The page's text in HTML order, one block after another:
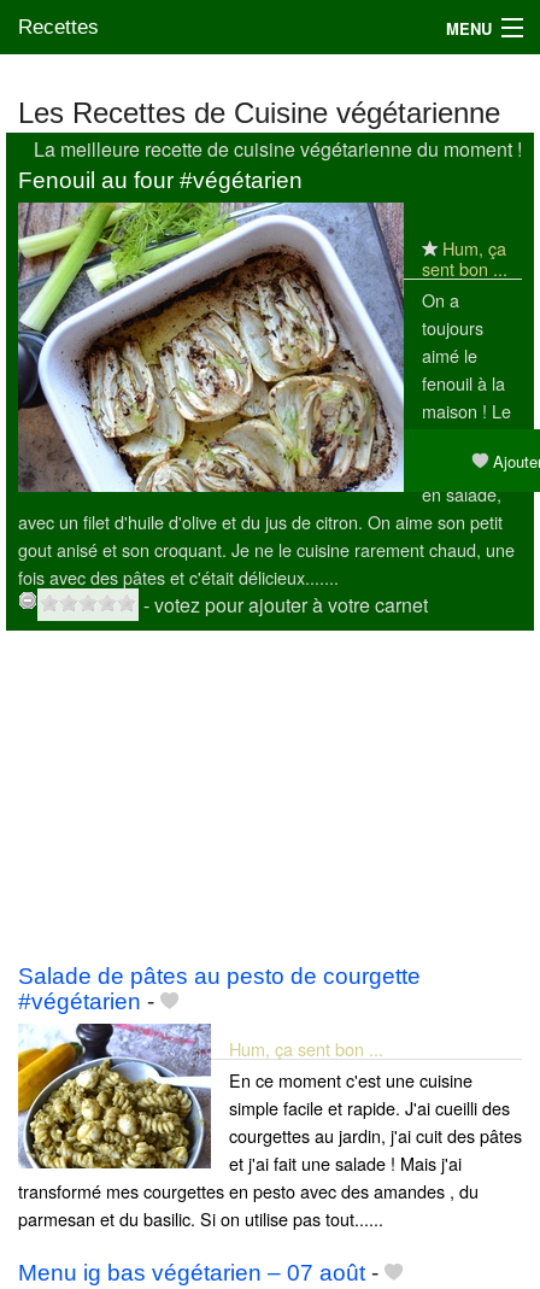
Recettes MENU
Mes blogs préférés
Les Recettes de Cuisine végétarienne
La meilleure recette de cuisine végétarienne du moment !
Fenouil au four #végétarien
Hum, ça
sent bon ...
On a
toujours
aimé le
fenouil à la
maison ! Le
on le mange
en salade,
avec un filet d'huile d'olive et du jus de citron. On aime son petit
gout anisé et son croquant. Je ne le cuisine rarement chaud, une
fois avec des pâtes et c'était délicieux.......
- votez pour ajouter à votre carnet
Salade de pâtes au pesto de courgette
#végétarien -
Hum, ça sent bon ...
En ce moment c'est une cuisine
simple facile et rapide. J'ai cueilli des
courgettes au jardin, j'ai cuit des pâtes
et j'ai fait une salade ! Mais j'ai
transformé mes courgettes en pesto avec des amandes , du
parmesan et du basilic. Si on utilise pas tout......
Menu ig bas végétarien – 07 août-